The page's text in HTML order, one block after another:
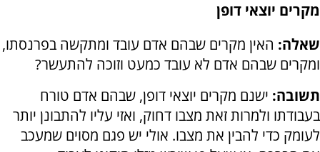
מקרים יוצאי דופן
שאלה: האין מקרים שבהם אדם עובד ומתקשה בפרנסתו,
ומקרים שבהם אדם לא עובד כמעט וזוכה להתעשר?
תשובה: ישנם מקרים יוצאי דופן, שבהם אדם טורח
בעבודתו ולמרות זאת מצבו דחוק, ואזי עליו להתבונן יותר
לעומק כדי להבין את מצבו. אולי יש פגם מסוים שמעכב